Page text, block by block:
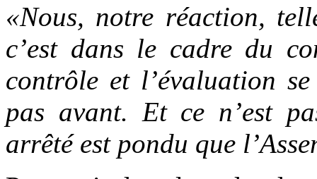
«Nous, notre réaction,
c’est dans le cadre du
contrôle et l’évaluation
pas avant. Et ce n’est
arrêté est pondu que